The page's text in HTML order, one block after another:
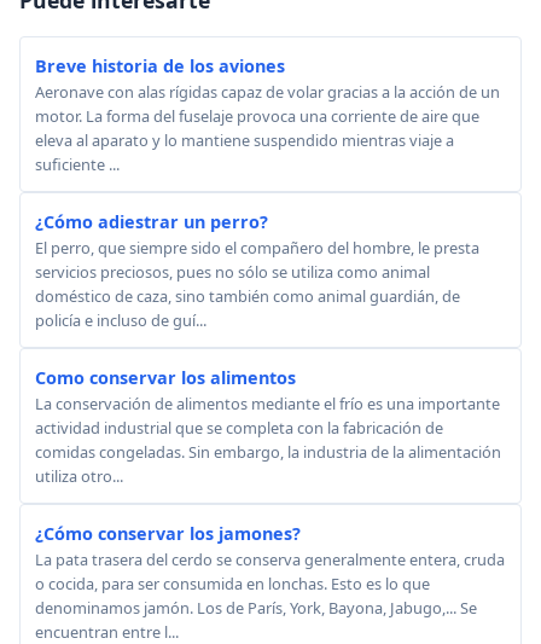
Breve historia de los aviones
Aeronave con alas rígidas capaz de volar gracias a la acción de un
motor. La forma del fuselaje provoca una corriente de aire que
eleva al aparato y lo mantiene suspendido mientras viaje a
suficiente ...
¿Cómo adiestrar un perro?
El perro, que siempre sido el compañero del hombre, le presta
servicios preciosos, pues no sólo se utiliza como animal
doméstico de caza, sino también como animal guardián, de
policía e incluso de guí...
Como conservar los alimentos
La conservación de alimentos mediante el frío es una importante
actividad industrial que se completa con la fabricación de
comidas congeladas. Sin embargo, la industria de la alimentación
utiliza otro...
¿Cómo conservar los jamones?
La pata trasera del cerdo se conserva generalmente entera, cruda
o cocida, para ser consumida en lonchas. Esto es lo que
denominamos jamón. Los de París, York, Bayona, Jabugo,... Se
encuentran entre l...